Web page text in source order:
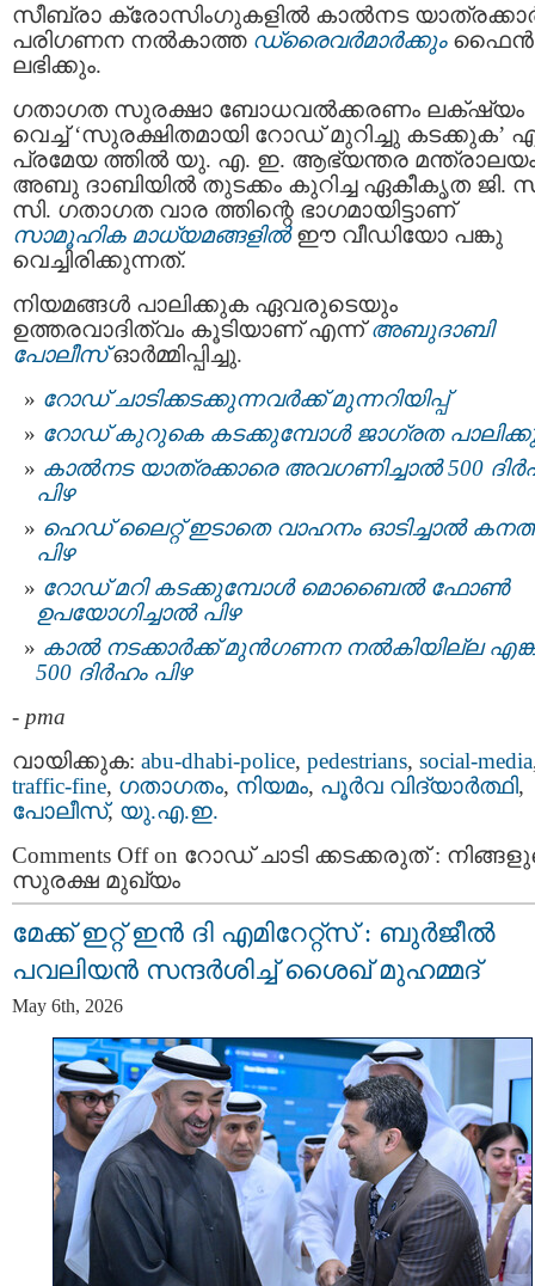
സീബ്രാ ക്രോസിംഗുകളിൽ കാൽനട
പരിഗണന നൽകാത്ത ഡ്രൈവർമാർക്കും ഫൈൻ
ലഭിക്കും.
ഗതാഗത സുരക്ഷാ ബോധവൽക്കരണം ലക്‌ഷ്യം
വെച്ച് ‘സുരക്ഷിതമായി റോഡ് മുറിച്ചു കടക്കുക’
പ്രമേയ ത്തിൽ യു. എ. ഇ. ആഭ്യന്തര
അബു ദാബിയിൽ തുടക്കം കുറിച്ച ഏകീകൃത ജി.
സി. ഗതാഗത വാര ത്തിന്റെ ഭാഗമായിട്ടാണ്
സാമൂഹിക മാധ്യമങ്ങളിൽഈ വീഡിയോ പങ്കു
വെച്ചിരിക്കുന്നത്.
നിയമങ്ങൾ പാലിക്കുക ഏവരുടെയും
ഉത്തരവാദിത്വം കൂടിയാണ് എന്ന്അബുദാബി
പോലീസ്ഓർമ്മിപ്പിച്ചു.
റോഡ് ചാടിക്കടക്കുന്നവർക്ക് മുന്നറിയിപ്പ്
റോഡ് കുറുകെ കടക്കുമ്പോൾ ജാഗ്രത
കാല്‍നട യാത്രക്കാരെ അവഗണിച്ചാല്‍ 500
പിഴ
ഹെഡ് ലൈറ്റ് ഇടാതെ വാഹനം ഓടിച്ചാൽ
പിഴ
റോഡ് മറി കടക്കുമ്പോള്‍ മൊബൈല്‍ ഫോണ്‍
ഉപയോഗിച്ചാല്‍ പിഴ
കാൽ നടക്കാർക്ക് മുൻഗണന നൽകിയില്ല
500 ദിർഹം പിഴ
- pma
വായിക്കുക: abu-dhabi-police, pedestrians, social-media
traffic-fine, ഗതാഗതം, നിയമം, പൂര്‍വ വിദ്യാര്‍ത്ഥി,
പോലീസ്‌, യു.എ.ഇ.
Comments Offon റോഡ് ചാടി ക്കടക്കരുത് :
സുരക്ഷ മുഖ്യം
മേക്ക് ഇറ്റ് ഇൻ ദി എമിറേറ്റ്‌സ് : ബുർജീൽ
പവലിയൻ സന്ദർശിച്ച് ശൈഖ് മുഹമ്മദ്
May 6th, 2026